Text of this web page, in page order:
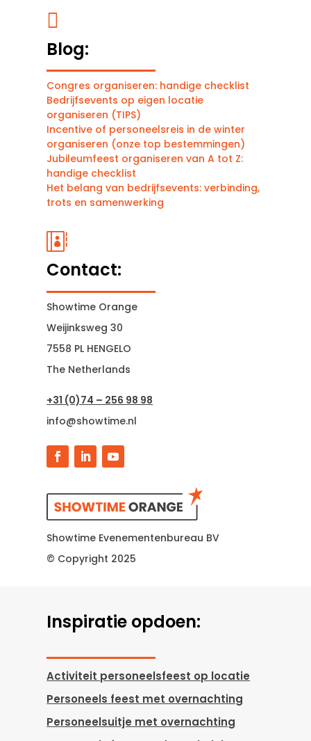

Blog:
Congres organiseren: handige checklist
Bedrijfsevents op eigen locatie
organiseren (TIPS)
Incentive of personeelsreis in de winter
organiseren (onze top bestemmingen)
Jubileumfeest organiseren van A tot Z:
handige checklist
Het belang van bedrijfsevents: verbinding,
trots en samenwerking

Contact:
Showtime Orange
Weijinksweg 30
7558 PL HENGELO
The Netherlands
+31 (0)74 – 256 98 98
info@showtime.nl
Showtime Evenementenbureau BV
© Copyright 2025
Inspiratie opdoen:
Activiteit personeelsfeest op locatie
Personeels feest met overnachting
Personeelsuitje met overnachting